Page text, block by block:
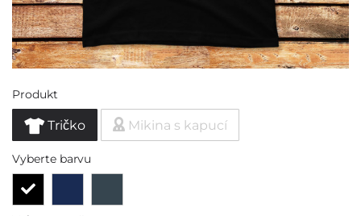
Produkt
Tričko Mikina s kapucí
Vyberte barvu